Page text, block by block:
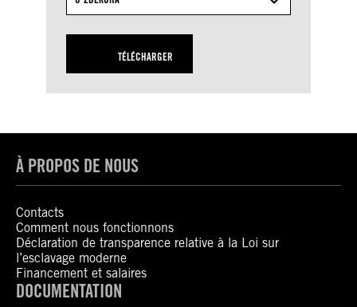
TÉLÉCHARGER
À PROPOS DE NOUS
Contacts
Comment nous fonctionnons
Déclaration de transparence relative à la Loi sur
l’esclavage moderne
Financement et salaires
DOCUMENTATION